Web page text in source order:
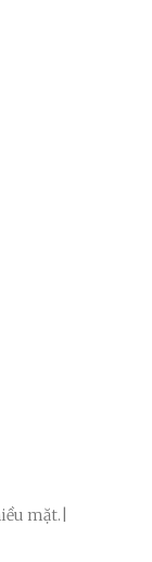
mặt.|